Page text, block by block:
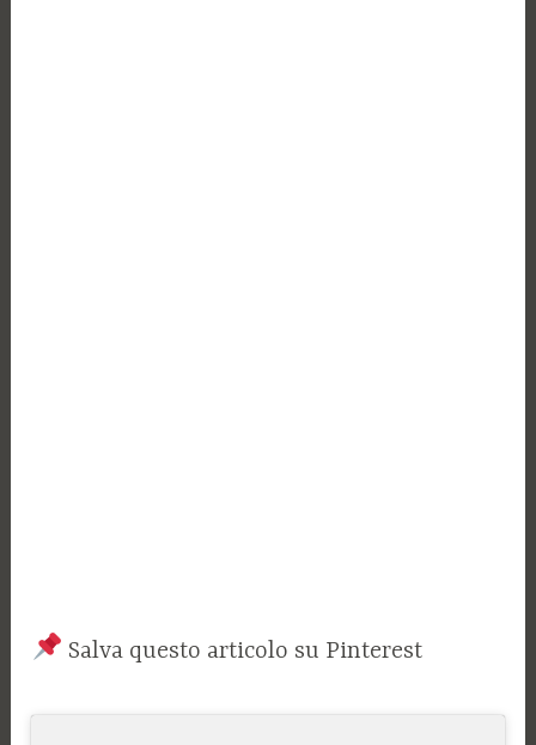
Salva questo articolo su Pinterest